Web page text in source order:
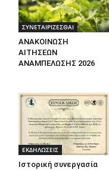
ΣΥΝΕΤΑΙΡΙΖΕΣΘΑΙ
ΑΝΑΚΟΙΝΩΣΗ
ΑΙΤΗΣΕΩΝ
ΑΝΑΜΠΕΛΩΣΗΣ 2026
ΕΚΔΗΛΩΣΕΙΣ
Ιστορική συνεργασία